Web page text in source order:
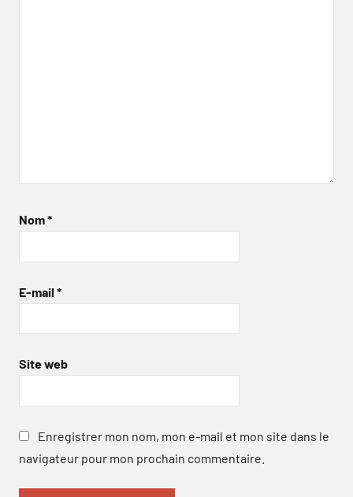
Nom*
E-mail *
Site web
Enregistrer mon nom, mon e-mail et mon site dans le
navigateur pour mon prochain commentaire.